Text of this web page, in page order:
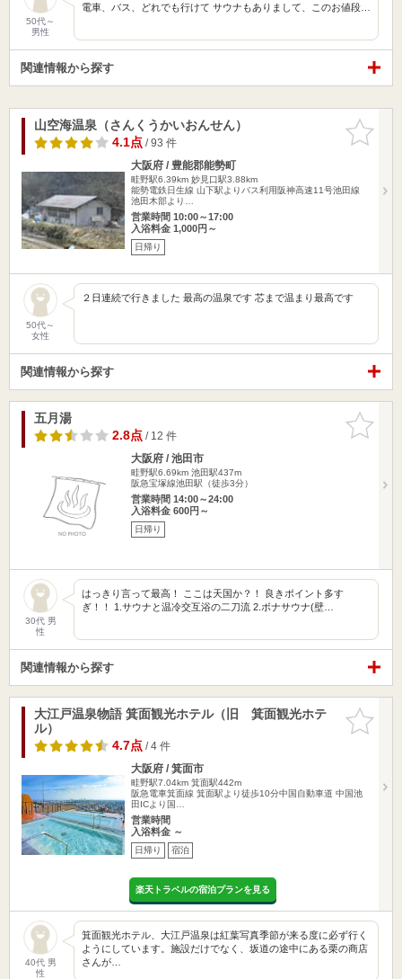
50代～
男性
電車、バス、どれでも行けて サウナもありまして、このお値段…
関連情報から探す
お気に入
りに追加
山空海温泉（さんくうかいおんせん）
4.1点/ 93 件
大阪府 / 豊能郡能勢町
畦野駅6.39km 妙見口駅3.88km
能勢電鉄日生線 山下駅よりバス利用阪神高速11号池田線
池田木部より…
営業時間 10:00～17:00
入浴料金 1,000円～
日帰り
50代～
女性
２日連続で行きました 最高の温泉です 芯まで温まり最高です
関連情報から探す
お気に入
りに追加
五月湯
2.8点/ 12 件
大阪府 / 池田市
畦野駅6.69km 池田駅437m
阪急宝塚線池田駅（徒歩3分）
営業時間 14:00～24:00
入浴料金 600円～
日帰り
30代 男
性
はっきり言って最高！ ここは天国か？！ 良きポイント多す
ぎ！！ 1.サウナと温冷交互浴の二刀流 2.ボナサウナ(壁…
関連情報から探す
お気に入
りに追加
大江戸温泉物語 箕面観光ホテル（旧 箕面観光ホテ
ル）
4.7点/ 4 件
大阪府 / 箕面市
畦野駅7.04km 箕面駅442m
阪急電車箕面線 箕面駅より徒歩10分中国自動車道 中国池
田ICより国…
営業時間
入浴料金 ～
日帰り 宿泊
楽天トラベルの宿泊プランを見る
40代 男
性
箕面観光ホテル、大江戸温泉は紅葉写真季節が来る度に必ず行く
ようにしています。施設だけでなく、坂道の途中にある栗の商店
さんが…